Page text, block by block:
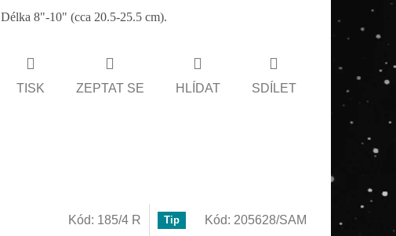
Délka 8"-10" (cca 20.5-25.5 cm).
TISK ZEPTAT SE HLÍDAT SDÍLET
Kód: 185/4 R Tip Kód: 205628/SAM